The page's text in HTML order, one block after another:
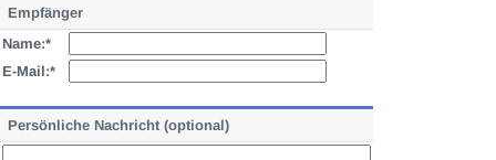
Empfänger
Name:*
E-Mail:*
Persönliche Nachricht (optional)